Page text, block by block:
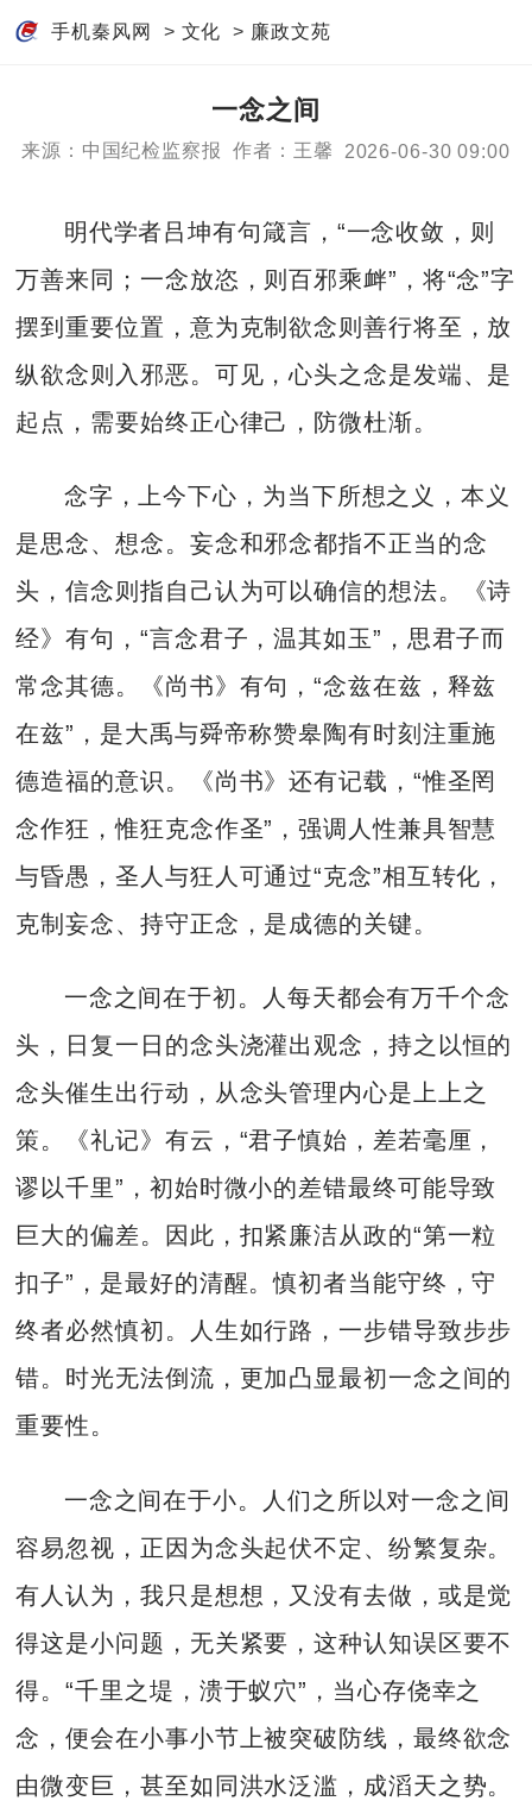
手机秦风网 > 文化 > 廉政文苑
一念之间
来源：中国纪检监察报 作者：王馨 2026-06-30 09:00
明代学者吕坤有句箴言，“一念收敛，则
万善来同；一念放恣，则百邪乘衅”，将“念”字
摆到重要位置，意为克制欲念则善行将至，放
纵欲念则入邪恶。可见，心头之念是发端、是
起点，需要始终正心律己，防微杜渐。
念字，上今下心，为当下所想之义，本义
是思念、想念。妄念和邪念都指不正当的念
头，信念则指自己认为可以确信的想法。《诗
经》有句，“言念君子，温其如玉”，思君子而
常念其德。《尚书》有句，“念兹在兹，释兹
在兹”，是大禹与舜帝称赞皋陶有时刻注重施
德造福的意识。《尚书》还有记载，“惟圣罔
念作狂，惟狂克念作圣”，强调人性兼具智慧
与昏愚，圣人与狂人可通过“克念”相互转化，
克制妄念、持守正念，是成德的关键。
一念之间在于初。人每天都会有万千个念
头，日复一日的念头浇灌出观念，持之以恒的
念头催生出行动，从念头管理内心是上上之
策。《礼记》有云，“君子慎始，差若毫厘，
谬以千里”，初始时微小的差错最终可能导致
巨大的偏差。因此，扣紧廉洁从政的“第一粒
扣子”，是最好的清醒。慎初者当能守终，守
终者必然慎初。人生如行路，一步错导致步步
错。时光无法倒流，更加凸显最初一念之间的
重要性。
一念之间在于小。人们之所以对一念之间
容易忽视，正因为念头起伏不定、纷繁复杂。
有人认为，我只是想想，又没有去做，或是觉
得这是小问题，无关紧要，这种认知误区要不
得。“千里之堤，溃于蚁穴”，当心存侥幸之
念，便会在小事小节上被突破防线，最终欲念
由微变巨，甚至如同洪水泛滥，成滔天之势。